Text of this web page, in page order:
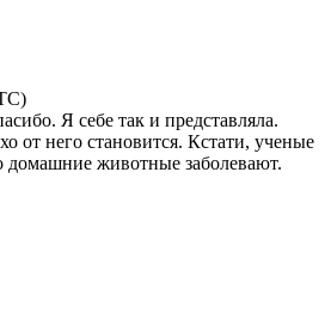
Я себе так и представляла.
от него становится. Кстати, ученые
домашние животные заболевают.